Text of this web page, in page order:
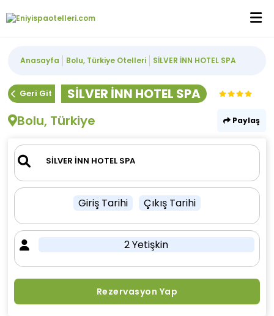
Anasayfa Bolu, Türkiye Otelleri SİLVER İNN HOTEL SPA
Geri Git
SİLVER İNN HOTEL SPA
Bolu, Türkiye
Paylaş
Giriş Tarihi Çıkış Tarihi
2 Yetişkin
Rezervasyon Yap